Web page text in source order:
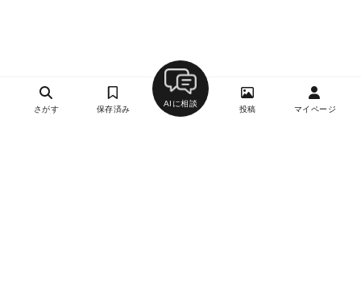
さがす 保存済み
AIに相談
投稿 マイページ